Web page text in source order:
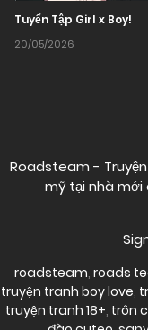
Tuyển Tập Girl x Boy!
20/05/2026
Roadsteam -
mỹ tại nhà
roadsteam, roads
truyện tranh boy love,
truyện tranh 18+, trôn